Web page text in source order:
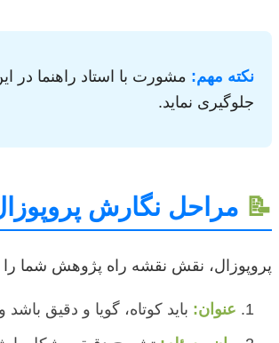
نکته مهم: مشورت با استاد راهنما در
جلوگیری نماید.
📝 مراحل نگارش
پروپوزال، نقش نقشه راه پژوهش شما
عنوان: باید کوتاه، گویا و دقیق